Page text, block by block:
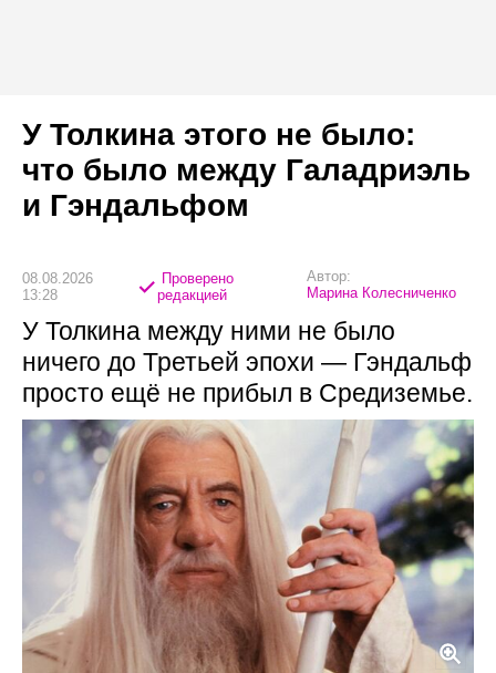
У Толкина этого не было:
что было между Галадриэль
и Гэндальфом
08.08.2026
13:28
Проверено
редакцией
Автор:
Марина Колесниченко
У Толкина между ними не было
ничего до Третьей эпохи — Гэндальф
просто ещё не прибыл в Средиземье.